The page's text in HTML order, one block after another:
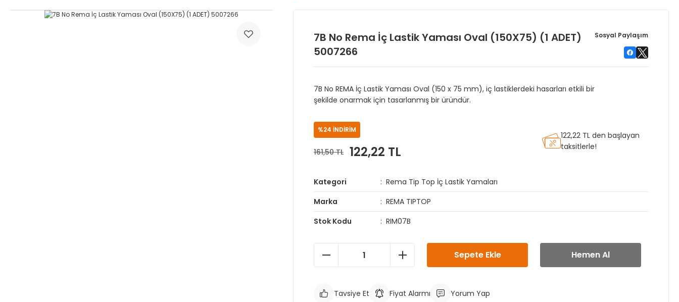
7B No Rema İç Lastik Yaması Oval (150X75) (1 ADET)
5007266
Sosyal Paylaşım
7B No REMA İç Lastik Yaması Oval (150 x 75 mm), iç lastiklerdeki hasarları etkili bir
şekilde onarmak için tasarlanmış bir üründür.
%24 İNDİRİM
161,50 TL 122,22 TL
122,22 TL den başlayan
taksitlerle!
Kategori
Rema Tip Top İç Lastik Yamaları
Marka
REMA TIPTOP
Stok Kodu
RIM07B
Sepete Ekle Hemen Al
Tavsiye Et Fiyat Alarmı Yorum Yap